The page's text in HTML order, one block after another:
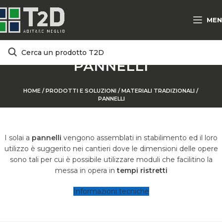
PANNELLI
HOME /PRODOTTI E SOLUZIONI /MATERIALI TRADIZIONALI /
PANNELLI
I solai a pannelli vengono assemblati in stabilimento ed il loro
utilizzo è suggerito nei cantieri dove le dimensioni delle opere
sono tali per cui è possibile utilizzare moduli che facilitino la
messa in opera intempi ristretti
Informazioni tecniche